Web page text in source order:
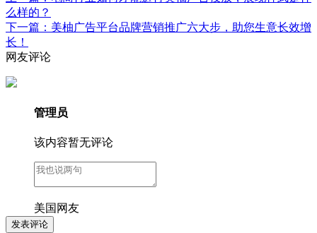
么样的？
下一篇：美柚广告平台品牌营销推广六大步，助您生意长效增
长！
网友评论
管理员
该内容暂无评论
美国网友